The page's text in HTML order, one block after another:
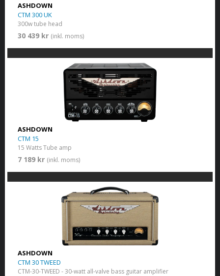
ASHDOWN
CTM 300 UK
300w tube head
30 439 kr (inkl. moms)
ASHDOWN
CTM 15
15 Watts Tube amp
7 189 kr (inkl. moms)
ASHDOWN
CTM 30 TWEED
CTM-30-TWEED - 30-watt all-valve bass guitar amplifier